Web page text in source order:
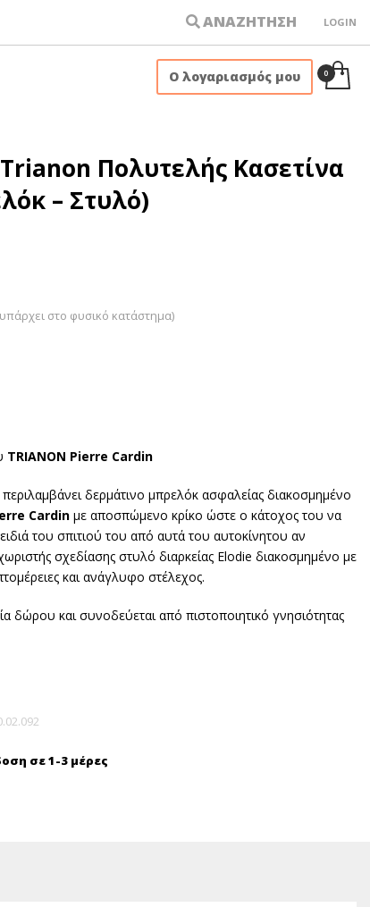
ΑΝΑΖΗΤΗΣΗ LOGIN
Ο λογαριασμός μου
Πολυτελής Κασετίνα
– Στυλό)
στο φυσικό κατάστημα)
TRIANON Pierre Cardin
δερμάτινο μπρελόκ ασφαλείας διακοσμημένο
Cardin με αποσπώμενο κρίκο ώστε ο κάτοχος του να
του σπιτιού του από αυτά του αυτοκίνητου αν
σχεδίασης στυλό διαρκείας Elodie διακοσμημένο με
και ανάγλυφο στέλεχος.
δώρου και συνοδεύεται από πιστοποιητικό γνησιότητας
σε 1-3 μέρες